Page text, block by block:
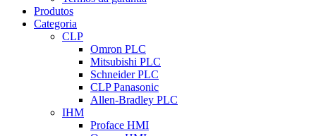
Produtos
Categoria
CLP
Omron PLC
Mitsubishi PLC
Schneider PLC
CLP Panasonic
Allen-Bradley PLC
IHM
Proface HMI